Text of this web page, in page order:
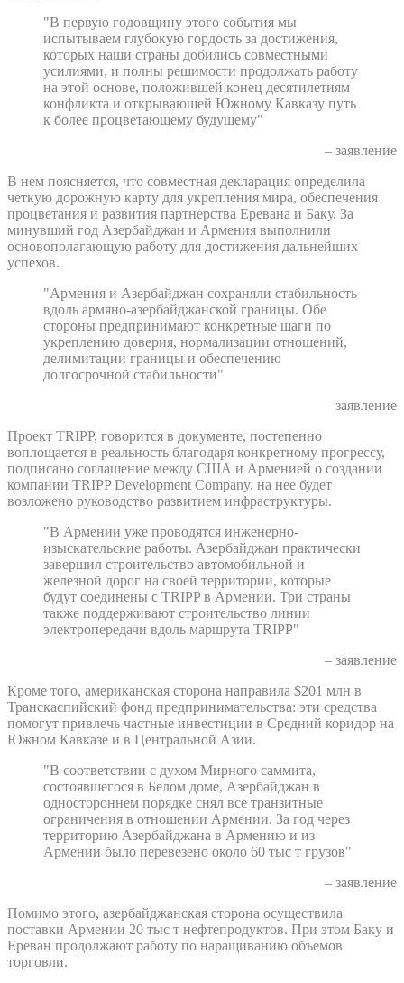
"В первую годовщину этого события мы
испытываем глубокую гордость за достижения,
которых наши страны добились совместными
усилиями, и полны решимости продолжать работу
на этой основе, положившей конец десятилетиям
конфликта и открывающей Южному Кавказу путь
к более процветающему будущему"
– заявление
В нем поясняется, что совместная декларация определила
четкую дорожную карту для укрепления мира, обеспечения
процветания и развития партнерства Еревана и Баку. За
минувший год Азербайджан и Армения выполнили
основополагающую работу для достижения дальнейших
успехов.
"Армения и Азербайджан сохраняли стабильность
вдоль армяно-азербайджанской границы. Обе
стороны предпринимают конкретные шаги по
укреплению доверия, нормализации отношений,
делимитации границы и обеспечению
долгосрочной стабильности"
– заявление
Проект TRIPP, говорится в документе, постепенно
воплощается в реальность благодаря конкретному прогрессу,
подписано соглашение между США и Арменией о создании
компании TRIPP Development Company, на нее будет
возложено руководство развитием инфраструктуры.
"В Армении уже проводятся инженерно-
изыскательские работы. Азербайджан практически
завершил строительство автомобильной и
железной дорог на своей территории, которые
будут соединены с TRIPP в Армении. Три страны
также поддерживают строительство линии
электропередачи вдоль маршрута TRIPP"
– заявление
Кроме того, американская сторона направила $201 млн в
Транскаспийский фонд предпринимательства: эти средства
помогут привлечь частные инвестиции в Средний коридор на
Южном Кавказе и в Центральной Азии.
"В соответствии с духом Мирного саммита,
состоявшегося в Белом доме, Азербайджан в
одностороннем порядке снял все транзитные
ограничения в отношении Армении. За год через
территорию Азербайджана в Армению и из
Армении было перевезено около 60 тыс т грузов"
– заявление
Помимо этого, азербайджанская сторона осуществила
поставки Армении 20 тыс т нефтепродуктов. При этом Баку и
Ереван продолжают работу по наращиванию объемов
торговли.